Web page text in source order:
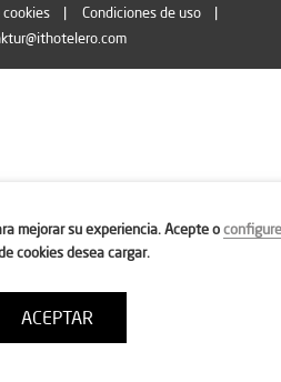
Condiciones de uso
mejorar su experiencia. Acepte oconfigure
cookies desea cargar.
ACEPTAR